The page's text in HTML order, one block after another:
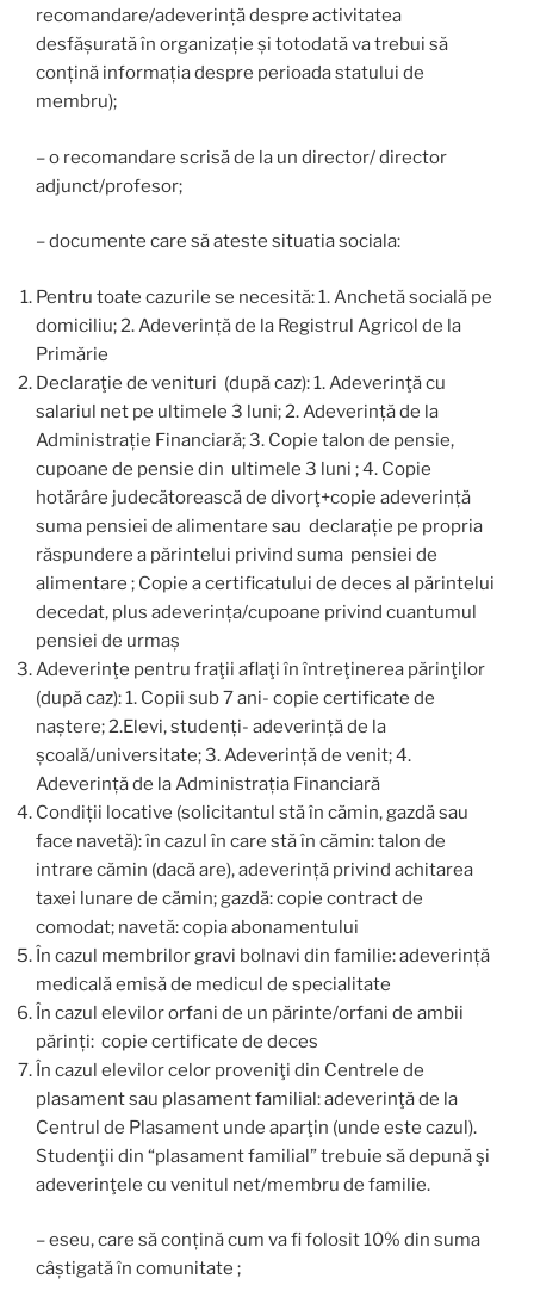
recomandare/adeverință despre activitatea
desfășurată în organizație și totodată va trebui să
conțină informația despre perioada statului de
membru);
– o recomandare scrisă de la un director/ director
adjunct/profesor;
– documente care să ateste situatia sociala:
Pentru toate cazurile se necesită:1. Anchetă socială pe
domiciliu; 2. Adeverință de la Registrul Agricol de la
Primărie
Declaraţie de venituri (după caz): 1. Adeverinţă cu
salariul net pe ultimele 3 luni; 2.Adeverință de la
Administrație Financiară; 3. Copie talon de pensie,
cupoane de pensie din ultimele 3 luni ; 4. Copie
hotărâre judecătorească de divorţ+copie adeverință
suma pensiei de alimentare sau declarație pe propria
răspundere a părintelui privind suma pensiei de
alimentare ; Copie a certificatului de deces al părintelui
decedat, plus adeverința/cupoane privind cuantumul
pensiei de urmaș
Adeverinţe pentru fraţii aflaţi în întreţinerea părinţilor
(după caz): 1. Copii sub 7 ani- copie certificate de
naștere; 2.Elevi, studenți- adeverință de la
școală/universitate; 3. Adeverință de venit; 4.
Adeverință de la Administrația Financiară
Condiții locative (solicitantul stă în cămin, gazdă sau
face navetă): în cazul în care stă în cămin: talon de
intrare cămin (dacă are), adeverință privind achitarea
taxei lunare de cămin; gazdă: copie contract de
comodat; navetă: copia abonamentului
În cazul membrilor gravi bolnavi din familie: adeverință
medicală emisă de medicul de specialitate
În cazul elevilor orfani de un părinte/orfani de ambii
părinți: copie certificate de deces
În cazul elevilor celor proveniţi din Centrele de
plasament sau plasament familial: adeverinţă de la
Centrul de Plasament unde aparţin (unde este cazul).
Studenţii din “plasament familial” trebuie să depună şi
adeverinţele cu venitul net/membru de familie.
– eseu, care să conțină cum va fi folosit 10% din suma
câștigată în comunitate ;